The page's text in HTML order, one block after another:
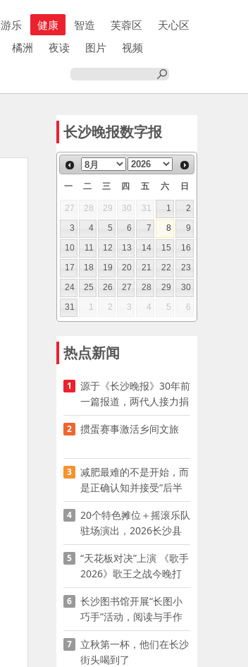
游乐 健康 智造 芙蓉区
天心区
橘洲 夜读 图片
视频
长沙晚报数字报
一 二 三 四 五 六 日
27 28 29 30 31 1
2
3
4 5 6 7 8
9
10
11 12 13 14 15
16
17
18 19 20 21 22
23
24
25 26 27 28 29
30
31
1 2 3 4 5 6
热点新闻
1
源于《长沙晚报》30年前
一篇报道，两代人接力捐
资助学
2 掼蛋赛事激活乡间文旅
3
减肥最难的不是开始，而
是正确认知并接受“后半
程”
4
20个特色摊位＋摇滚乐队
驻场演出，2026长沙县
夜市嘉年华启幕
5
“天花板对决”上演 《歌手
2026》歌王之战今晚打
响
6
长沙图书馆开展“长图小
巧手”活动，阅读与手作
赋能少儿暑期成长
7
立秋第一杯，他们在长沙
街头喝到了